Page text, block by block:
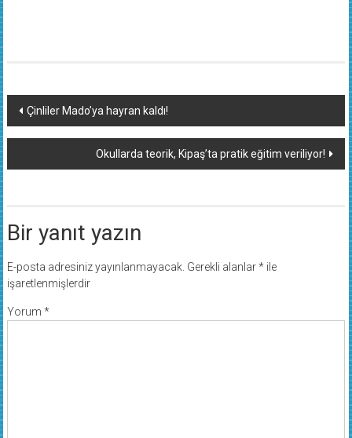
Yazı
dolaşımı
Çinliler Mado’ya hayran kaldı!
Okullarda teorik, Kipaş’ta pratik eğitim veriliyor!
Bir yanıt yazın
E-posta adresiniz yayınlanmayacak. Gerekli alanlar*ile
işaretlenmişlerdir
Yorum *